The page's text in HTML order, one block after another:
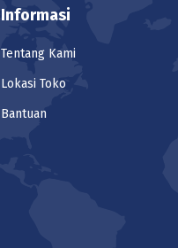
Informasi
Tentang Kami
Lokasi Toko
Bantuan